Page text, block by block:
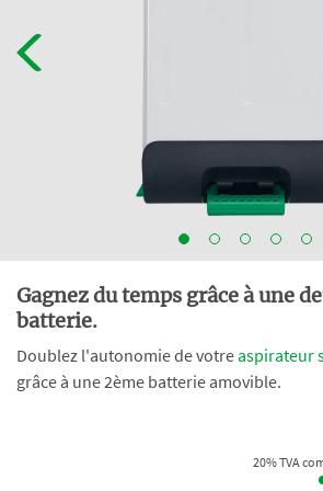
Gagnez du temps grâce à une
batterie.
Doublez l'autonomie de votreaspirateur
grâce à une 2ème batterie amovible.
20% TVA